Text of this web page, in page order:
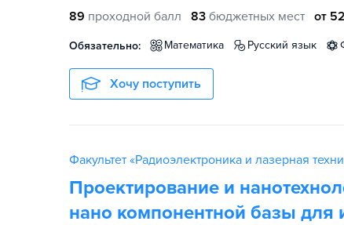
89 проходной балл 83 бюджетных мест от
Обязательно: математика русский язык
Хочу поступить
Факультет «Радиоэлектроника и лазерная
Проектирование и
нано компонентной базы для